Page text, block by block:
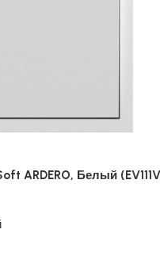
ARDERO, Белый